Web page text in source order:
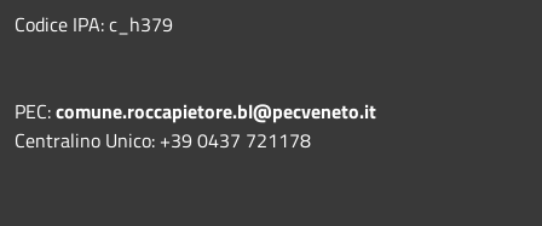
Codice IPA: c_h379
PEC:comune.roccapietore.bl@pecveneto.it
Centralino Unico: +39 0437 721178